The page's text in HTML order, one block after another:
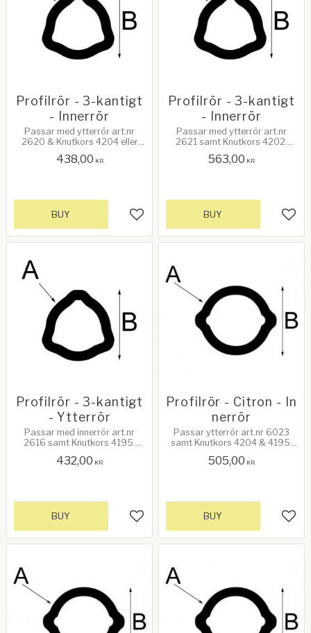
Profilrör - 3-kantigt
- Innerrör
Passar med ytterrör art.nr
2620 & Knutkors 4204 eller
Knutkors 4195. Se mer info
438,00 KR
Add to favorites
BUY
Profilrör - 3-kantigt
- Innerrör
Passar med ytterrör art.nr
2621 samt Knutkors 4202.
meter. A: Godstjocklek 5,5mm,
563,00 KR
BUY
Profilrör - 3-kantigt
- Ytterrör
Passar med innerrör art.nr
2616 samt Knutkors 4195.
meter. A: Godstjocklek 3,8mm,
432,00 KR
Add to favorites
BUY
Profilrör - Citron - In
nerrör
Passar ytterrör art.nr 6023
samt Knutkors 4204 & 4195.
meter. A: Godstjocklek 4,5mm,
505,00 KR
BUY